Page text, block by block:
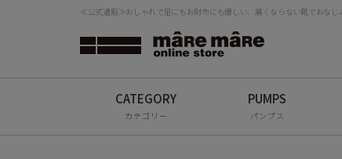
≪公式通販≫おしゃれで足にもお財布にも優しい、痛くならない靴でおなじ
カテゴリー パンプス
タイプから探す
Women
All